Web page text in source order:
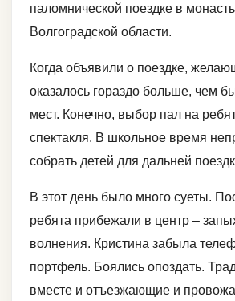
паломнической поездке в
Волгоградской области.
Когда объявили о поездке,
оказалось гораздо больше, чем
мест. Конечно, выбор пал на
спектакля. В школьное время
собрать детей для дальней
В этот день было много суеты.
ребята прибежали в центр –
волнения. Кристина забыла
портфель. Боялись опоздать.
вместе и отъезжающие и